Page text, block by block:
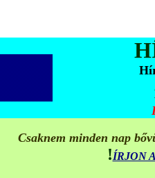
Csaknem minden nap
!ÍRJON